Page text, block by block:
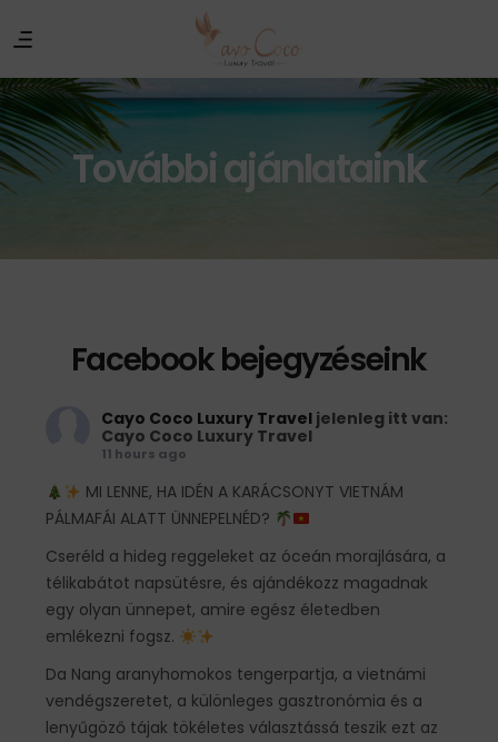
További ajánlataink
Facebook bejegyzéseink
Cayo Coco Luxury Travel jelenleg itt van:
Cayo Coco Luxury Travel
11 hours ago
MI LENNE, HA IDÉN A KARÁCSONYT VIETNÁM
PÁLMAFÁI ALATT ÜNNEPELNÉD?
Cseréld a hideg reggeleket az óceán morajlására, a
télikabátot napsütésre, és ajándékozz magadnak
egy olyan ünnepet, amire egész életedben
emlékezni fogsz.
Da Nang aranyhomokos tengerpartja, a vietnámi
vendégszeretet, a különleges gasztronómia és a
lenyűgöző tájak tökéletes választássá teszik ezt az